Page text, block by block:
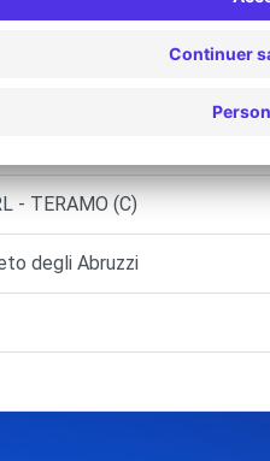
(C)
- TERAMO (C)
degli Abruzzi